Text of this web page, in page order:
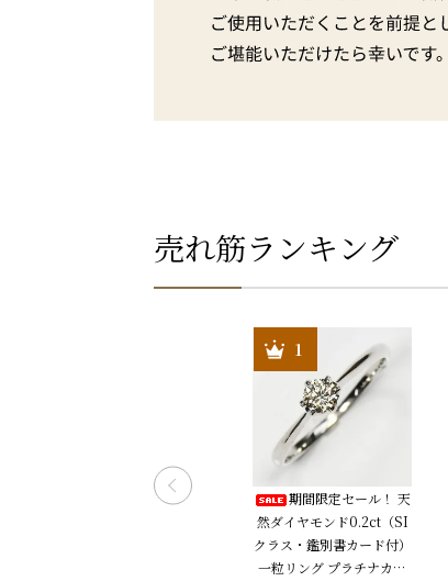
売れ筋ランキング
K18＆K18WG・ダイヤモ
1
期間限定セール！ 天
然ダイヤモンド0.2ct（SI
クラス・鑑別書カード付）
一粒リング プラチナカラ